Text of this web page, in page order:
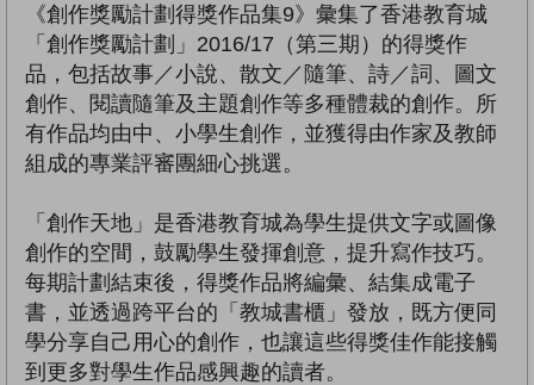
《創作獎勵計劃得獎作品集9》彙集了香港教育城
「創作獎勵計劃」2016/17（第三期）的得獎作
品，包括故事／小說、散文／隨筆、詩／詞、圖文
創作、閱讀隨筆及主題創作等多種體裁的創作。所
有作品均由中、小學生創作，並獲得由作家及教師
組成的專業評審團細心挑選。
「創作天地」是香港教育城為學生提供文字或圖像
創作的空間，鼓勵學生發揮創意，提升寫作技巧。
每期計劃結束後，得獎作品將編彙、結集成電子
書，並透過跨平台的「教城書櫃」發放，既方便同
學分享自己用心的創作，也讓這些得獎佳作能接觸
到更多對學生作品感興趣的讀者。